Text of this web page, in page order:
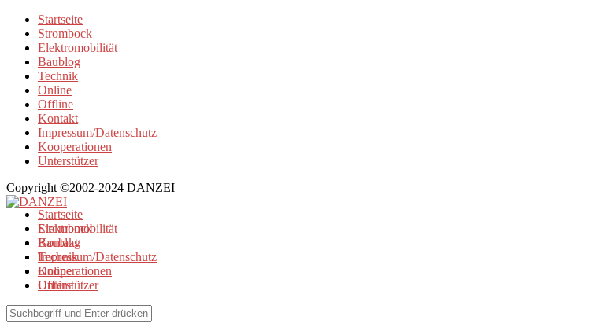
Startseite
Strombock
Elektromobilität
Baublog
Technik
Online
Offline
Kontakt
Impressum/Datenschutz
Kooperationen
Unterstützer
Copyright ©2002-2024 DANZEI
Startseite
Strombock
Kontakt
Impressum/Datenschutz
Kooperationen
Unterstützer
Elektromobilität
Baublog
Technik
Online
Offline
Browse Tag